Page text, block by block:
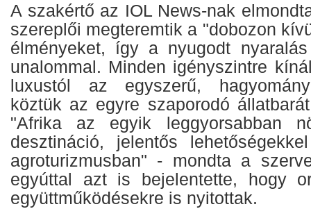
A szakértő az IOL News-nak
szereplői megteremtik a "dobozon
élményeket, így a nyugodt
unalommal. Minden igényszintre
luxustól az egyszerű,
köztük az egyre szaporodó
"Afrika az egyik leggyorsabban
desztináció, jelentős
agroturizmusban" - mondta a
egyúttal azt is bejelentette, hogy
együttműködésekre is nyitottak.